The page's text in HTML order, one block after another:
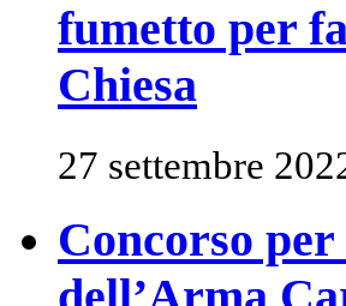
fumetto per
Chiesa
27 settembre
Concorso